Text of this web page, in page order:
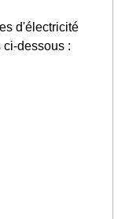
d'électricité
dessous :